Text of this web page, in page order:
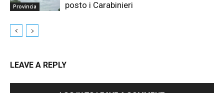
Provincia
posto i Carabinieri
LEAVE A REPLY